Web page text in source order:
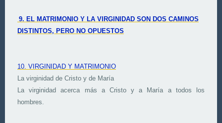
9. EL MATRIMONIO Y LA VIRGINIDAD SON DOS CAMINOS
DISTINTOS, PERO NO OPUESTOS
10. VIRGINIDAD Y MATRIMONIO
La virginidad de Cristo y de María
La virginidad acerca más a Cristo y a María a todos los
hombres.